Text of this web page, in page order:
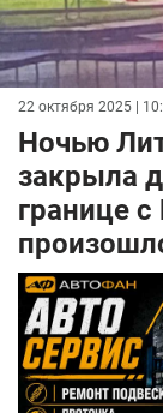
22 октября 2025 |
Ночью
закрыла
границе